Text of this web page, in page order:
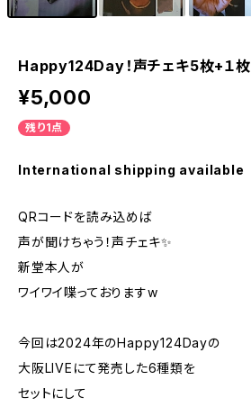
Happy124Day！声チェキ5枚+１枚
¥5,000
残り1点
International shipping available
QRコードを読み込めば
声が聞けちゃう！声チェキ✨
新堂本人が
ワイワイ喋っておりますw
今回は2024年のHappy124Dayの
大阪LIVEにて発売した6種類を
セットにして